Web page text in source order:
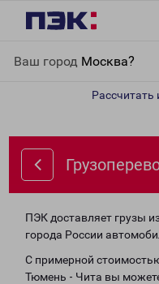
Ваш город Москва?
Рассчитать
ПЭК доставляет грузы
города России
С примерной
Тюмень - Чита вы